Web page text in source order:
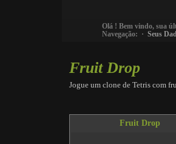
Olá ! Bem vindo, sua
Navegação: · Seus
Fruit Drop
Jogue um clone de Tetris com
Fruit Drop